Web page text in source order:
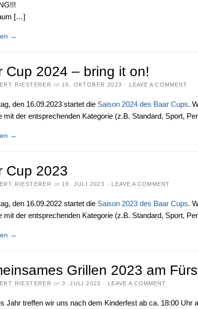
[…]
→
Cup 2024 – bring it on!
RIESTERER on 15. OKTOBER 2023 · LEAVE A COMMENT
den 16.09.2023 startet die Saison 2024 des Baar Cups.
mit der entsprechenden Kategorie (z.B. Standard, Sport,
→
Cup 2023
RIESTERER on 19. JULI 2023 · LEAVE A COMMENT
den 16.09.2022 startet die Saison 2023 des Baar Cups.
mit der entsprechenden Kategorie (z.B. Standard, Sport,
→
Grillen 2023 am
RIESTERER on 3. JULI 2023 · LEAVE A COMMENT
Jahr treffen wir uns nach dem Kinderfest ab ca. 18:00 Uhr